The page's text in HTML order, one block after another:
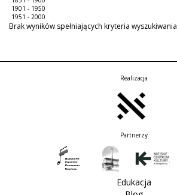
1901 - 1950
1951 - 2000
Brak wyników spełniających kryteria wyszukiwania
Realizacja
Partnerzy
Edukacja